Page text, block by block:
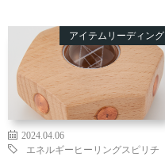
アイテムリーディング
2024.04.06
エネルギーヒーリングスピリチ